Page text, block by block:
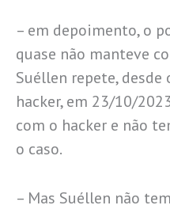
– em depoimento, o
quase não manteve
Suéllen repete, desde
hacker, em 23/10/
com o hacker e não
o caso.
– Mas Suéllen não